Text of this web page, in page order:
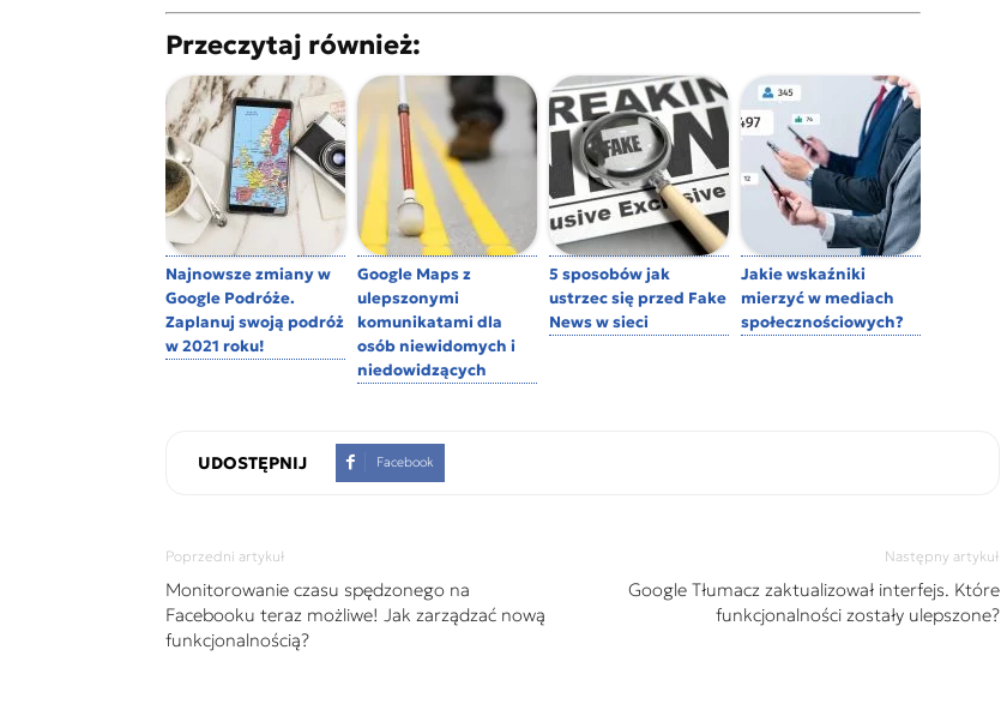
Przeczytaj również:
Najnowsze zmiany w
Google Podróże.
Zaplanuj swoją podróż
w 2021 roku!
Google Maps z
ulepszonymi
komunikatami dla
osób niewidomych i
niedowidzących
5 sposobów jak
ustrzec się przed Fake
News w sieci
Jakie wskaźniki
mierzyć w mediach
społecznościowych?
UDOSTĘPNIJ Facebook
Poprzedni artykuł
Monitorowanie czasu spędzonego na
Facebooku teraz możliwe! Jak zarządzać nową
funkcjonalnością?
Następny artykuł
Google Tłumacz zaktualizował interfejs. Które
funkcjonalności zostały ulepszone?